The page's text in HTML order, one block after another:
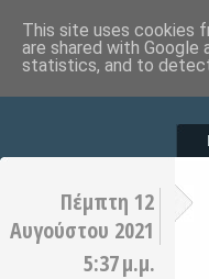
Πέμπτη 12
Αυγούστου 2021
5:37 μ.μ.
This site uses cookies
are shared with
statistics, and to